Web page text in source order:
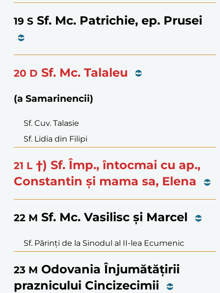
19 S Sf. Mc. Patrichie, ep. Prusei
20 D Sf. Mc. Talaleu
(a Samarinencii)
Sf. Cuv. Talasie
Sf. Lidia din Filipi
21 L †) Sf. Împ., întocmai cu ap.,
Constantin și mama sa, Elena
22 M Sf. Mc. Vasilisc și Marcel
Sf. Părinți de la Sinodul al II-lea Ecumenic
23 M Odovania Înjumătățirii
praznicului Cincizecimii